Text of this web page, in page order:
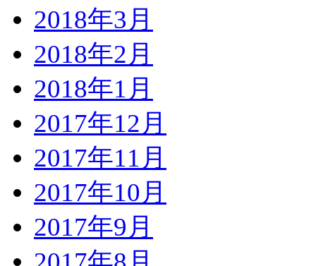
2018年3月
2018年2月
2018年1月
2017年12月
2017年11月
2017年10月
2017年9月